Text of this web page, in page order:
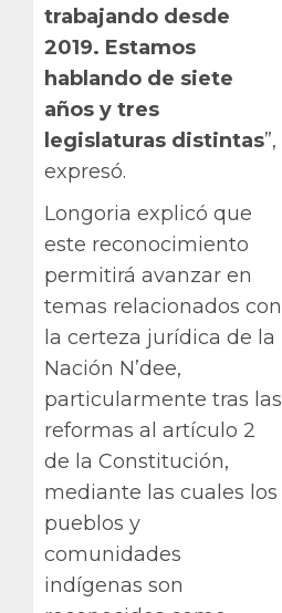
trabajando desde
2019. Estamos
hablando de siete
años y tres
legislaturas distintas”,
expresó.
Longoria explicó que
este reconocimiento
permitirá avanzar en
temas relacionados con
la certeza jurídica de la
Nación N’dee,
particularmente tras las
reformas al artículo 2
de la Constitución,
mediante las cuales los
pueblos y
comunidades
indígenas son